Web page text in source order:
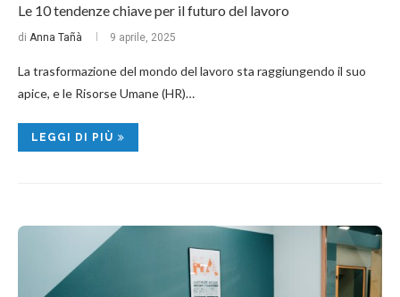
Le 10 tendenze chiave per il futuro del lavoro
di Anna Tañà 9 aprile, 2025
La trasformazione del mondo del lavoro sta raggiungendo il suo
apice, e le Risorse Umane (HR)…
LEGGI DI PIÙ